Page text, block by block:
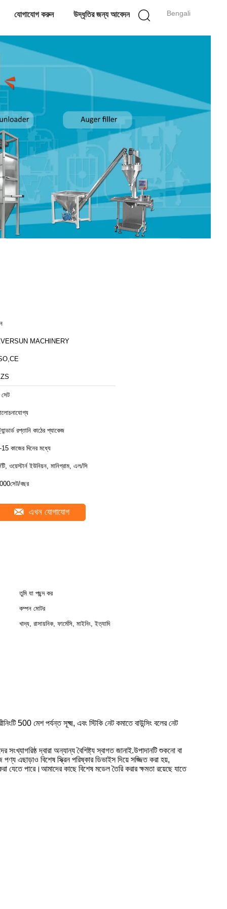
Bengali
যোগাযোগ করুন উদ্ধৃতির জন্য আবেদন
MACHINERY
রপ্তানি কাঠের প্যাকেজ
কাজের দিনের মধ্যে
টি, ওয়েস্টার্ন ইউনিয়ন, মানিগ্রাম, এল/সি
বছর
এখন যোগাযোগ
তুমি যা পছন্দ কর
কম্পন মোটর
খাদ্য, রাসায়নিক, ফার্মেসি, মাইনিং, ইত্যাদি
500 মেশ পর্যন্ত সূক্ষ্ম, এবং স্টিকি নেট কমাতে বাউন্সিং বলের নেট
সংখ্যাগরিষ্ঠ দ্বারা অন্যান্য বৈশিষ্ট্য স্বাগত জানাই.উপাদানটি শুকনো বা
পণ্য এছাড়াও বিশেষ স্ক্রিন পরিষ্কার ডিভাইস দিয়ে সজ্জিত করা হয়,
যেতে পারে।আমাদের কাছে বিশেষ মডেল তৈরি করার ক্ষমতা রয়েছে যাতে